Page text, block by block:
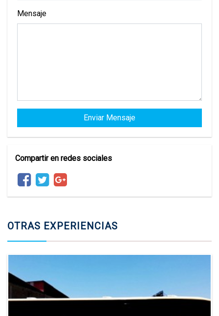
Mensaje
Compartir en redes sociales
OTRAS EXPERIENCIAS